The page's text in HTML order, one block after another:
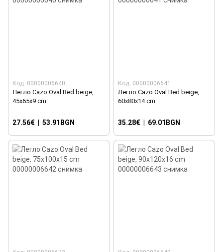
Код: 00000006640
Легло Cazo Oval Bed beige,
45x65x9 cm
27.56€ 53.91BGN
Код: 00000006641
Легло Cazo Oval Bed beige,
60x80x14 cm
35.28€ 69.01BGN